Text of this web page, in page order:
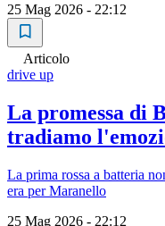
25 Mag 2026 - 22:12
Articolo
drive up
La promessa di
tradiamo
La prima rossa a batteria
era per Maranello
25 Mag 2026 - 22:12